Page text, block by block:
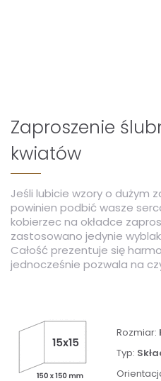
Rozmiar:
Typ:
Zaproszenie
kwiatów
Jeśli lubicie wzory o dużym
powinien podbić wasze
kobierzec na okładce
zastosowano jedynie
Całość prezentuje się
jednocześnie pozwala na